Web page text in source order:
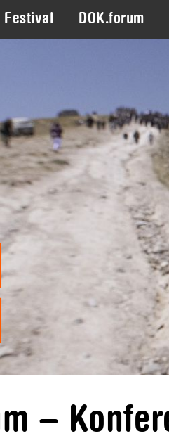
Festival DOK.forum
–